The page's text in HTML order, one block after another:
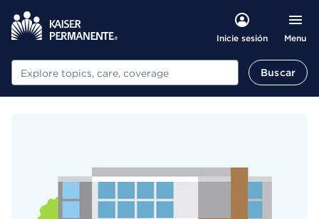
Inicie sesión Menu
Buscar Buscar